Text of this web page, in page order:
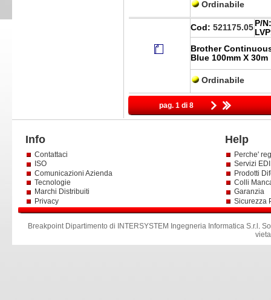
Ordinabile
Cod: 521175.05 P/N:
Brother
Blue 100mm X 30m
Ordinabile
pag. 1 di 8
Info Help
Contattaci
ISO
Comunicazioni Azienda
Tecnologie
Marchi Distribuiti
Privacy
Perche'
Servizi
Prodotti
Colli
Garanzia
Sicurezza
Breakpoint Dipartimento di INTERSYSTEM Ingegneria Informatica S.r.l .